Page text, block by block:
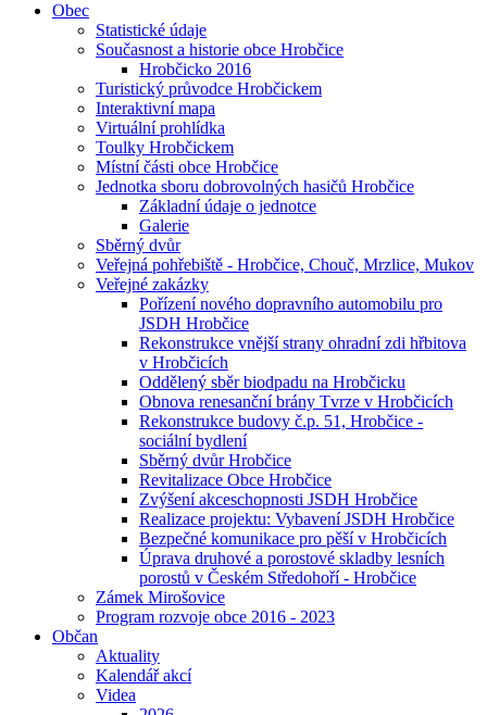
Obec
Statistické údaje
Současnost a historie obce Hrobčice
Hrobčicko 2016
Turistický průvodce Hrobčickem
Interaktivní mapa
Virtuální prohlídka
Toulky Hrobčickem
Místní části obce Hrobčice
Jednotka sboru dobrovolných hasičů Hrobčice
Základní údaje o jednotce
Galerie
Sběrný dvůr
Veřejná pohřebiště - Hrobčice, Chouč, Mrzlice, Mukov
Veřejné zakázky
Pořízení nového dopravního automobilu pro
JSDH Hrobčice
Rekonstrukce vnější strany ohradní zdi hřbitova
v Hrobčicích
Oddělený sběr biodpadu na Hrobčicku
Obnova renesanční brány Tvrze v Hrobčicích
Rekonstrukce budovy č.p. 51, Hrobčice -
sociální bydlení
Sběrný dvůr Hrobčice
Revitalizace Obce Hrobčice
Zvýšení akceschopnosti JSDH Hrobčice
Realizace projektu: Vybavení JSDH Hrobčice
Bezpečné komunikace pro pěší v Hrobčicích
Úprava druhové a porostové skladby lesních
porostů v Českém Středohoří - Hrobčice
Zámek Mirošovice
Program rozvoje obce 2016 - 2023
Občan
Aktuality
Kalendář akcí
Videa